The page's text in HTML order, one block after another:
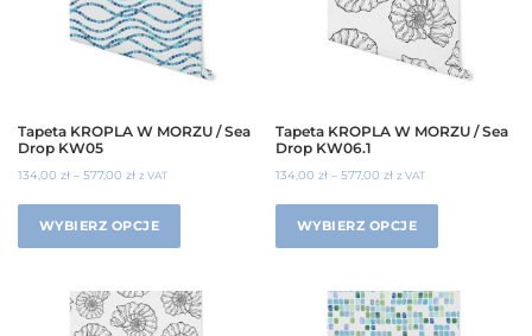
Tapeta KROPLA W MORZU / Sea
Drop KW05
134,00 zł – 577,00 zł z VAT
WYBIERZ OPCJE
Tapeta KROPLA W MORZU / Sea
Drop KW06.1
134,00 zł – 577,00 zł z VAT
WYBIERZ OPCJE